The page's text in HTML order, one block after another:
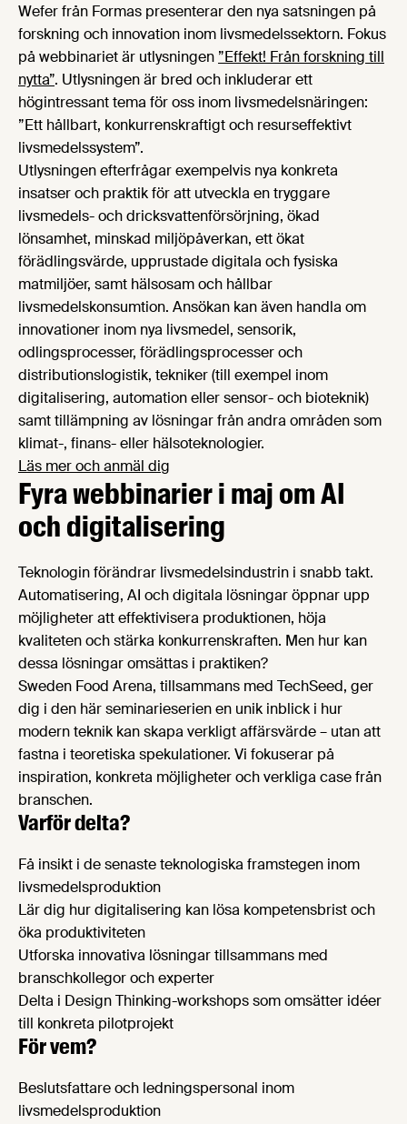
Wefer från Formas presenterar den nya satsningen på
forskning och innovation inom livsmedelssektorn. Fokus
på webbinariet är utlysningen ”Effekt! Från forskning till
nytta”. Utlysningen är bred och inkluderar ett
högintressant tema för oss inom livsmedelsnäringen:
”Ett hållbart, konkurrenskraftigt och resurseffektivt
livsmedelssystem”.
Utlysningen efterfrågar exempelvis nya konkreta
insatser och praktik för att utveckla en tryggare
livsmedels- och dricksvattenförsörjning, ökad
lönsamhet, minskad miljöpåverkan, ett ökat
förädlingsvärde, upprustade digitala och fysiska
matmiljöer, samt hälsosam och hållbar
livsmedelskonsumtion. Ansökan kan även handla om
innovationer inom nya livsmedel, sensorik,
odlingsprocesser, förädlingsprocesser och
distributionslogistik, tekniker (till exempel inom
digitalisering, automation eller sensor- och bioteknik)
samt tillämpning av lösningar från andra områden som
klimat-, finans- eller hälsoteknologier.
Läs mer och anmäl dig
Fyra webbinarier i maj om AI
och digitalisering
Teknologin förändrar livsmedelsindustrin i snabb takt.
Automatisering, AI och digitala lösningar öppnar upp
möjligheter att effektivisera produktionen, höja
kvaliteten och stärka konkurrenskraften. Men hur kan
dessa lösningar omsättas i praktiken?
Sweden Food Arena, tillsammans med TechSeed, ger
dig i den här seminarieserien en unik inblick i hur
modern teknik kan skapa verkligt affärsvärde – utan att
fastna i teoretiska spekulationer. Vi fokuserar på
inspiration, konkreta möjligheter och verkliga case från
branschen.
Varför delta?
Få insikt i de senaste teknologiska framstegen inom
livsmedelsproduktion
Lär dig hur digitalisering kan lösa kompetensbrist och
öka produktiviteten
Utforska innovativa lösningar tillsammans med
branschkollegor och experter
Delta i Design Thinking-workshops som omsätter idéer
till konkreta pilotprojekt
För vem?
Beslutsfattare och ledningspersonal inom
livsmedelsproduktion